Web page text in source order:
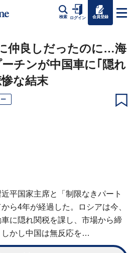
検索 ログイン 会員登録
仲良しだったのに…海
チンが中国車に｢隠れ
な結末
平国家主席と「制限なきパート
ら4年が経過した。ロシアは今、
に隠れ関税を課し、市場から締
かし中国は無反応を…